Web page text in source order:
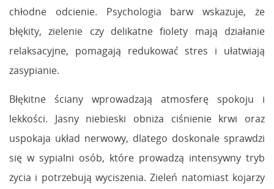
chłodne odcienie. Psychologia barw wskazuje, że
błękity, zielenie czy delikatne fiolety mają działanie
relaksacyjne, pomagają redukować stres i ułatwiają
zasypianie.
Błękitne ściany wprowadzają atmosferę spokoju i
lekkości. Jasny niebieski obniża ciśnienie krwi oraz
uspokaja układ nerwowy, dlatego doskonale sprawdzi
się w sypialni osób, które prowadzą intensywny tryb
życia i potrzebują wyciszenia. Zieleń natomiast kojarzy